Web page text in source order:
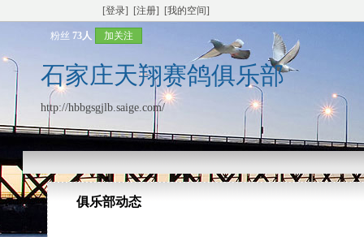
[登录] [注册] [我的空间]
粉丝 73人 加关注
石家庄天翔赛鸽俱乐部
http://hbbgsgjlb.saige.com/
俱乐部动态